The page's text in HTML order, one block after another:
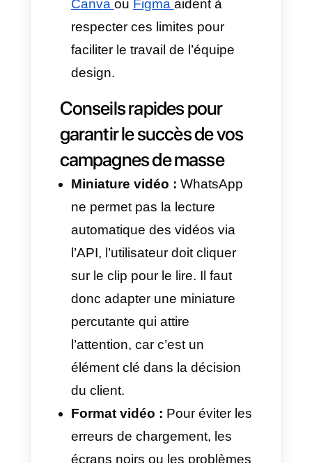
de l’utilisateur.
Nécessite plus d’actions :
Pour visualiser le fichier,
l’utilisateur doit cliquer sur le
carré, le télécharger et parfois
avoir d’autres applications
installées sur son appareil
pour y accéder.
Astuce rapide :Pour certaines
campagnes marketing ou
commerciales de masse, il est
préférable de privilégier la
qualité HD. L’utilisateur, avec ce
type de formats sur WhatsApp,
que par la nécessité de